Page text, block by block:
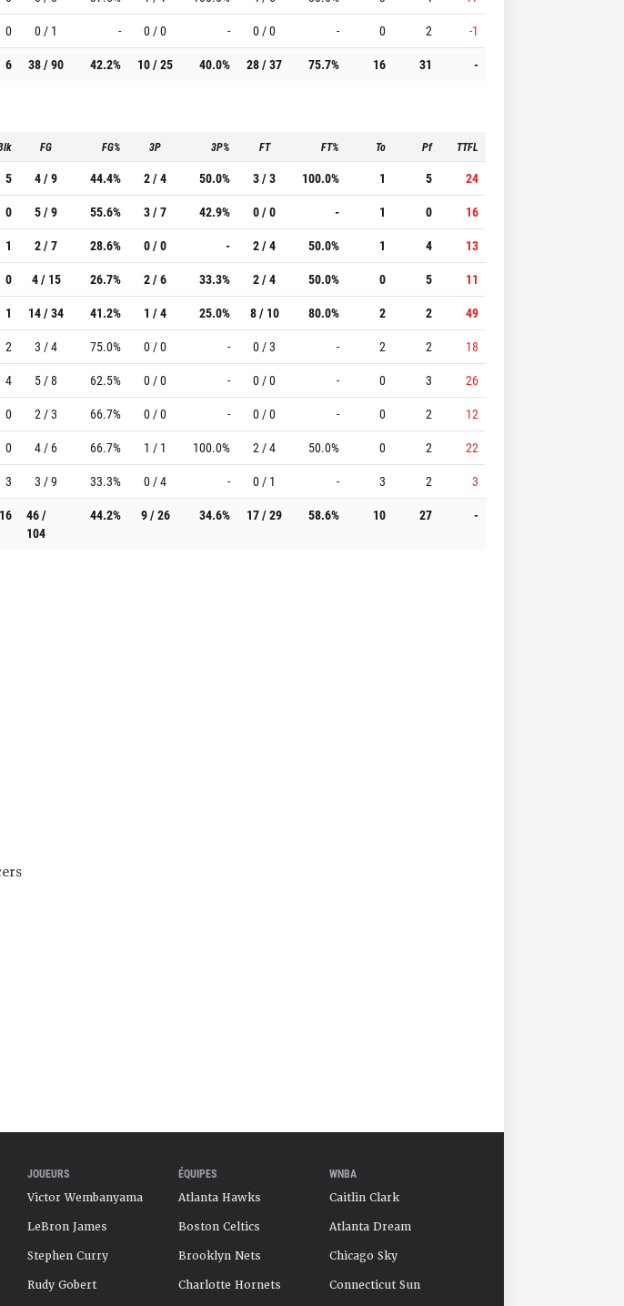
0 0 / 1 - 0 / 0 - 0 / 0 - 0 2
-1
6 38 / 90 42.2% 10 / 25 40.0% 28 / 37 75.7% 16 31 -
FG FG% 3P 3P% FT FT% To Pf TTFL
5 4 / 9 44.4% 2 / 4 50.0% 3 / 3 100.0% 1 5
24
0 5 / 9 55.6% 3 / 7 42.9% 0 / 0 - 1 0
16
1 2 / 7 28.6% 0 / 0 - 2 / 4 50.0% 1 4
13
0 4 / 15 26.7% 2 / 6 33.3% 2 / 4 50.0% 0 5
11
1 14 / 34 41.2% 1 / 4 25.0% 8 / 10 80.0% 2 2
49
2 3 / 4 75.0% 0 / 0 - 0 / 3 - 2 2
18
4 5 / 8 62.5% 0 / 0 - 0 / 0 - 0 3
26
0 2 / 3 66.7% 0 / 0 - 0 / 0 - 0 2
12
0 4 / 6 66.7% 1 / 1 100.0% 2 / 4 50.0% 0 2
22
3 3 / 9 33.3% 0 / 4 - 0 / 1 - 3 2
3
16
46 /
104
44.2% 9 / 26 34.6% 17 / 29 58.6% 10 27 -
JOUEURS
Victor Wembanyama
LeBron James
Stephen Curry
Rudy Gobert
ÉQUIPES
Atlanta Hawks
Boston Celtics
Brooklyn Nets
Charlotte Hornets
WNBA
Caitlin Clark
Atlanta Dream
Chicago Sky
Connecticut Sun